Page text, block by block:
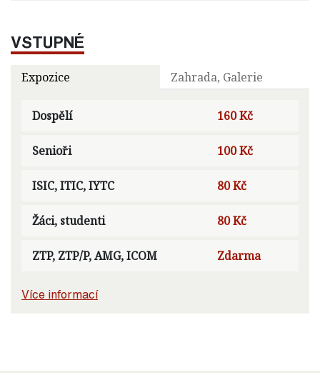
VSTUPNÉ
Expozice Zahrada, Galerie
Dospělí 160 Kč
Senioři 100 Kč
ISIC, ITIC, IYTC 80 Kč
Žáci, studenti 80 Kč
ZTP, ZTP/P, AMG, ICOM Zdarma
Více informací